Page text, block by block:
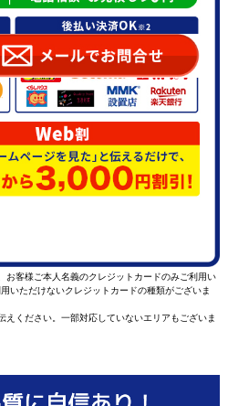
客様ご本人名義のクレジットカードのみご利用い
いただけないクレジットカードの種類がございま
えください。一部対応していないエリアもございま